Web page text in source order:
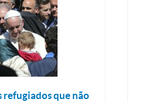
refugiados que não